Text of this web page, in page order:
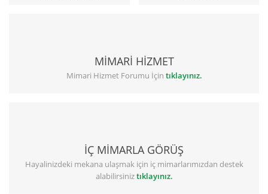
MİMARİ HİZMET
Mimari Hizmet Forumu İçin tıklayınız.
İÇ MİMARLA GÖRÜŞ
Hayalinizdeki mekana ulaşmak için iç mimarlarımızdan destek
alabilirsiniztıklayınız.